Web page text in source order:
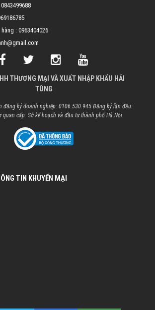
0843499688
: 0963404026
THƯƠNG MẠI VÀ XUẤT NHẬP KHẨU HẢI
TÙNG
đăng ký doanh nghiệp: 0106.530.945 Đăng ký lần đầu:
cấp: Sở kế hoạch và đầu tư thành phố Hà Nội.
TIN KHUYẾN MẠI